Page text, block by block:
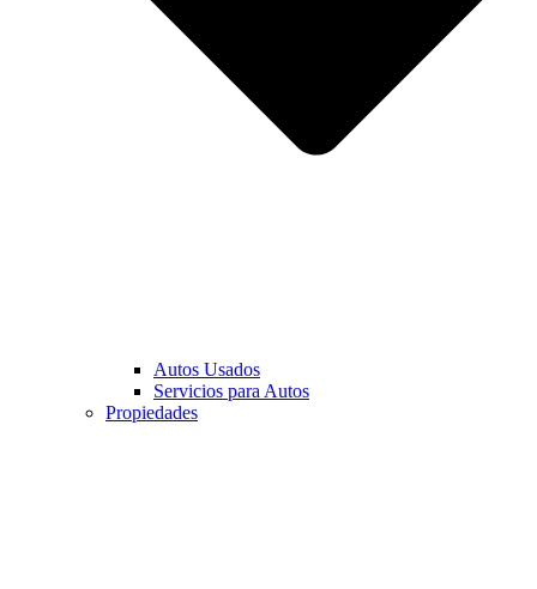
Autos Usados
Servicios para Autos
Propiedades